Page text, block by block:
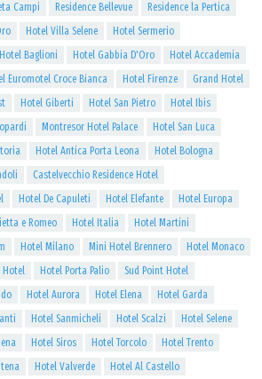
Campi Residence Bellevue
Residence la Pertica
Hotel Villa Selene
Hotel Sermerio
Baglioni Hotel Gabbia D'Oro
Hotel Accademia
Euromotel Croce Bianca Hotel Firenze
Grand Hotel
Hotel Giberti Hotel San Pietro
Hotel Ibis
Montresor Hotel Palace
Hotel San Luca
Hotel Antica Porta Leona
Hotel Bologna
Castelvecchio Residence Hotel
Hotel De Capuleti Hotel Elefante
Hotel Europa
e Romeo Hotel Italia
Hotel Martini
Hotel Milano Mini Hotel Brennero
Hotel Monaco
Hotel Hotel Porta Palio
Sud Point Hotel
Hotel Aurora Hotel Elena
Hotel Garda
Hotel Sanmicheli Hotel Scalzi
Hotel Selene
Hotel Siros Hotel Torcolo
Hotel Trento
Hotel Valverde
Hotel Al Castello